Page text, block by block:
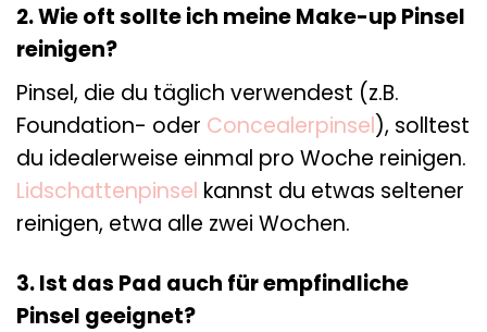
2. Wie oft sollte ich meine Make-up Pinsel
reinigen?
Pinsel, die du täglich verwendest (z.B.
Foundation- oder Concealerpinsel), solltest
du idealerweise einmal pro Woche reinigen.
Lidschattenpinsel kannst du etwas seltener
reinigen, etwa alle zwei Wochen.
3. Ist das Pad auch für empfindliche
Pinsel geeignet?